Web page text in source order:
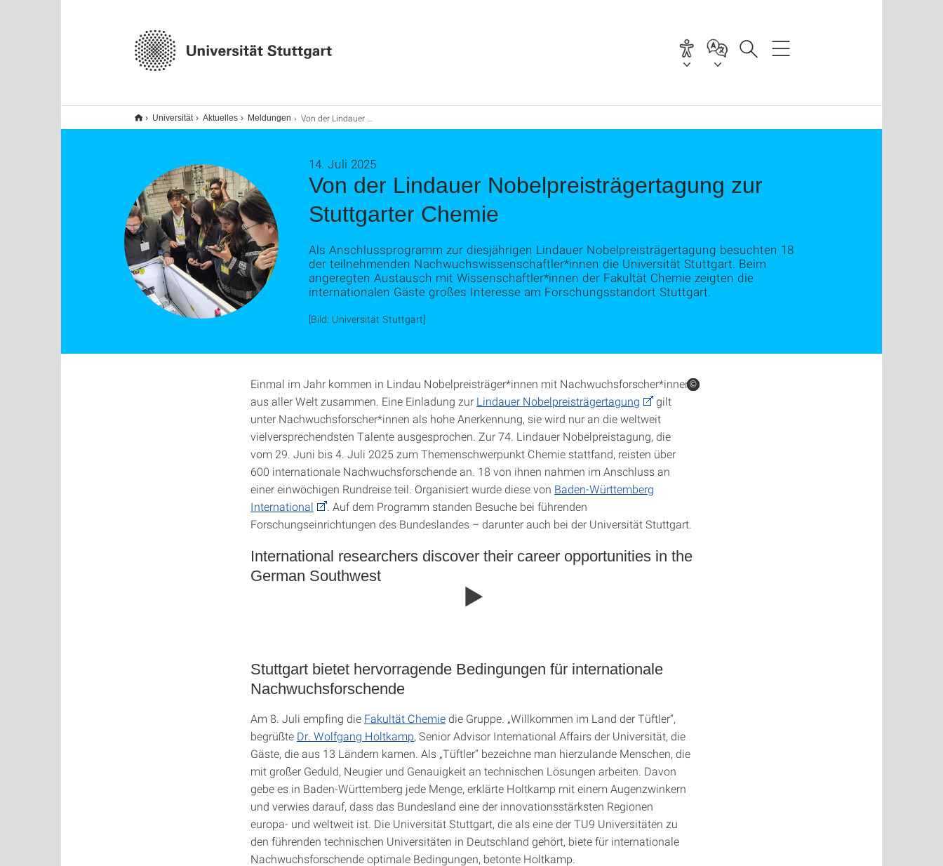
Universität Aktuelles Meldungen Von der Lindauer Nobelpreisträgertagung zur Stuttgarter Chemie
Von der Lindauer Nobelpreisträgertagung zur
Stuttgarter Chemie
14. Juli 2025
Als Anschlussprogramm zur diesjährigen Lindauer Nobelpreisträgertagung besuchten 18
der teilnehmenden Nachwuchswissenschaftler*innen die Universität Stuttgart. Beim
angeregten Austausch mit Wissenschaftler*innen der Fakultät Chemie zeigten die
internationalen Gäste großes Interesse am Forschungsstandort Stuttgart.
[Bild: Universität Stuttgart]
Einmal im Jahr kommen in Lindau Nobelpreisträger*innen mit Nachwuchsforscher*innen
aus aller Welt zusammen. Eine Einladung zur Lindauer Nobelpreisträgertagung
gilt
unter Nachwuchsforscher*innen als hohe Anerkennung, sie wird nur an die weltweit
vielversprechendsten Talente ausgesprochen. Zur 74. Lindauer Nobelpreistagung, die
vom 29. Juni bis 4. Juli 2025 zum Themenschwerpunkt Chemie stattfand, reisten über
600 internationale Nachwuchsforschende an. 18 von ihnen nahmen im Anschluss an
einer einwöchigen Rundreise teil. Organisiert wurde diese von Baden-Württemberg
International
. Auf dem Programm standen Besuche bei führenden
Forschungseinrichtungen des Bundeslandes – darunter auch bei der Universität Stuttgart.
International researchers discover their career opportunities in the
German Southwest
Stuttgart bietet hervorragende Bedingungen für internationale
Nachwuchsforschende
Am 8. Juli empfing die Fakultät Chemiedie Gruppe. „Willkommen im Land der Tüftler“,
begrüßte Dr. Wolfgang Holtkamp, Senior Advisor International Affairs der Universität, die
Gäste, die aus 13 Ländern kamen. Als „Tüftler“ bezeichne man hierzulande Menschen, die
mit großer Geduld, Neugier und Genauigkeit an technischen Lösungen arbeiten. Davon
gebe es in Baden-Württemberg jede Menge, erklärte Holtkamp mit einem Augenzwinkern
und verwies darauf, dass das Bundesland eine der innovationsstärksten Regionen
europa- und weltweit ist. Die Universität Stuttgart, die als eine der TU9 Universitäten zu
den führenden technischen Universitäten in Deutschland gehört, biete für internationale
Nachwuchsforschende optimale Bedingungen, betonte Holtkamp.
©
©
©
©